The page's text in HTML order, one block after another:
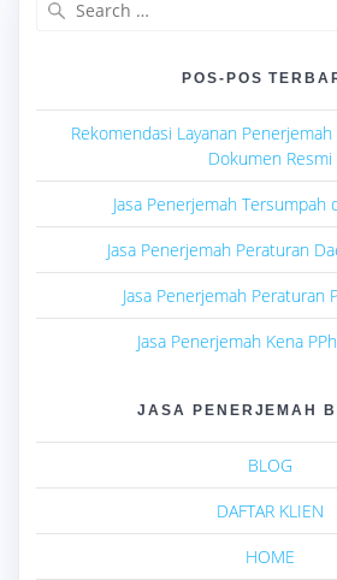
POS-POS
Rekomendasi Layanan
Dokumen Resmi
Jasa Penerjemah Tersumpah
Jasa Penerjemah Peraturan
Jasa Penerjemah Peraturan
Jasa Penerjemah Kena
JASA PENERJEMAH
BLOG
DAFTAR KLIEN
HOME